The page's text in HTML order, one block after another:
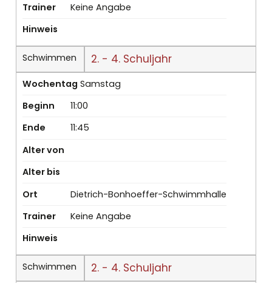
Trainer
Keine Angabe
Hinweis
Schwimmen 2. - 4. Schuljahr
Wochentag Samstag
Beginn
11:00
Ende
11:45
Alter von
Alter bis
Ort
Dietrich-Bonhoeffer-Schwimmhalle
Trainer
Keine Angabe
Hinweis
Schwimmen 2. - 4. Schuljahr